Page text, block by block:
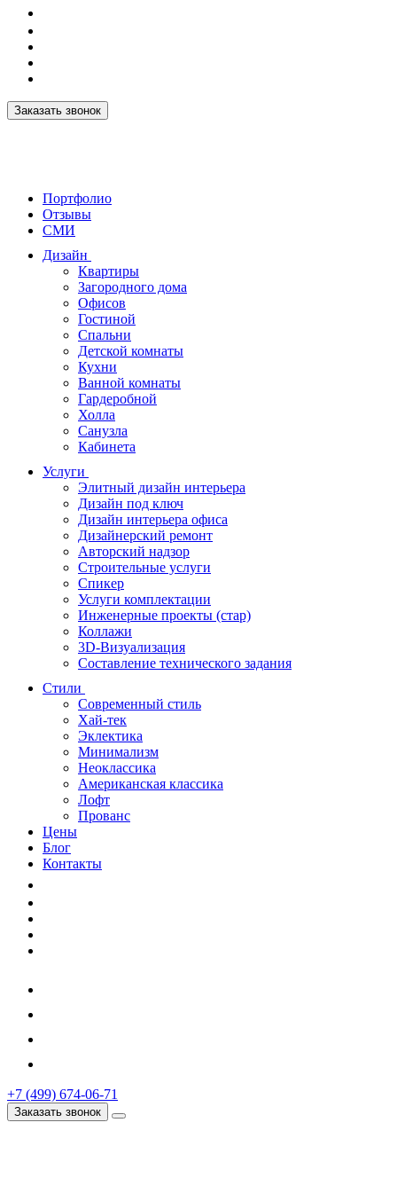
Заказать звонок
Портфолио
Отзывы
СМИ
Дизайн
Квартиры
Загородного дома
Офисов
Гостиной
Спальни
Детской комнаты
Кухни
Ванной комнаты
Гардеробной
Холла
Санузла
Кабинета
Услуги
Элитный дизайн интерьера
Дизайн под ключ
Дизайн интерьера офиса
Дизайнерский ремонт
Авторский надзор
Строительные услуги
Спикер
Услуги комплектации
Инженерные проекты (стар)
Коллажи
3D-Визуализация
Составление технического задания
Стили
Современный стиль
Хай-тек
Эклектика
Минимализм
Неоклассика
Американская классика
Лофт
Прованс
Цены
Блог
Контакты
+7 (499) 674-06-71
Заказать звонок